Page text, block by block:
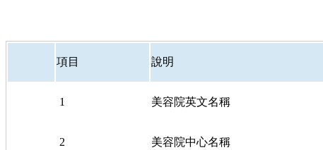
項目 說明
1 美容院英文名稱
2 美容院中心名稱